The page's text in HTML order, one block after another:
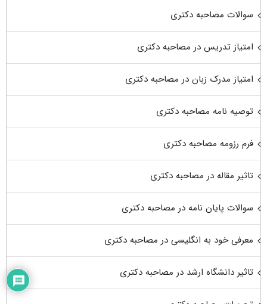
سوالات مصاحبه دکتری
امتیاز تدریس در مصاحبه دکتری
امتیاز مدرک زبان در مصاحبه دکتری
توصیه نامه مصاحبه دکتری
فرم رزومه مصاحبه دکتری
تاثیر مقاله در مصاحبه دکتری
سوالات پایان نامه در مصاحبه دکتری
معرفی خود به انگلیسی در مصاحبه دکتری
تاثیر دانشگاه ارشد در مصاحبه دکتری